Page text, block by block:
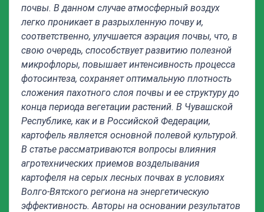
почвы. В данном случае атмосферный воздух
легко проникает в разрыхленную почву и,
соответственно, улучшается аэрация почвы, что, в
свою очередь, способствует развитию полезной
микрофлоры, повышает интенсивность процесса
фотосинтеза, сохраняет оптимальную плотность
сложения пахотного слоя почвы и ее структуру до
конца периода вегетации растений. В Чувашской
Республике, как и в Российской Федерации,
картофель является основной полевой культурой.
В статье рассматриваются вопросы влияния
агротехнических приемов возделывания
картофеля на серых лесных почвах в условиях
Волго-Вятского региона на энергетическую
эффективность. Авторы на основании результатов